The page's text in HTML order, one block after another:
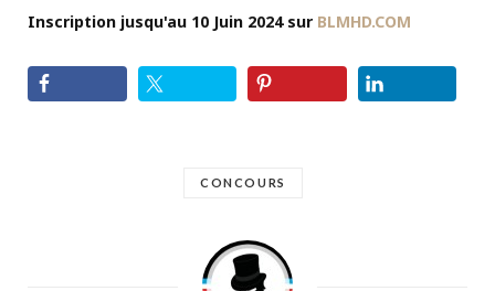
Inscription jusqu'au 10 Juin 2024 sur BLMHD.COM
CONCOURS